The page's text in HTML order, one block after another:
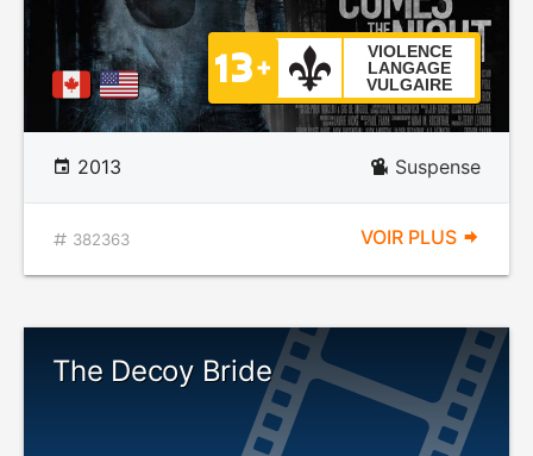
VIOLENCE
LANGAGE
VULGAIRE
2013 Suspense
382363 VOIR PLUS
The Decoy Bride